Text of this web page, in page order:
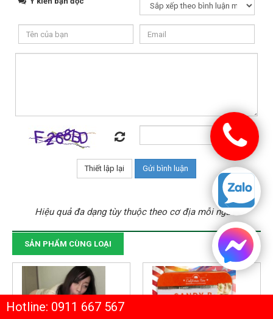
Hiệu quả đa dạng tùy thuộc theo cơ địa mỗi người
SẢN PHẨM CÙNG LOẠI
Hotline: 0911 667 567